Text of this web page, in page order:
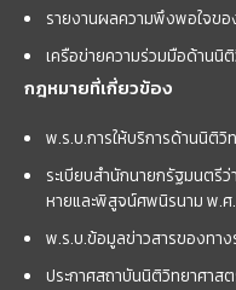
รายงานผลความพึงพอใจขอ
เครือข่ายความร่วมมือด้านนิ
กฎหมายที่เกี่ยวข้อง
พ.ร.บ.การให้บริการด้านนิติ
ระเบียบสำนักนายกรัฐมนต
หายและพิสูจน์ศพนิรนาม พ.ศ
พ.ร.บ.ข้อมูลข่าวสารของทา
ประกาศสถาบันนิติวิทยาศาส